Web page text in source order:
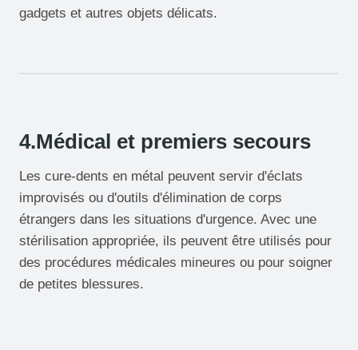
gadgets et autres objets délicats.
4.Médical et premiers secours
Les cure-dents en métal peuvent servir d'éclats
improvisés ou d'outils d'élimination de corps
étrangers dans les situations d'urgence. Avec une
stérilisation appropriée, ils peuvent être utilisés pour
des procédures médicales mineures ou pour soigner
de petites blessures.